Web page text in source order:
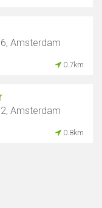
Amsterdam
0.7km
Amsterdam
0.8km